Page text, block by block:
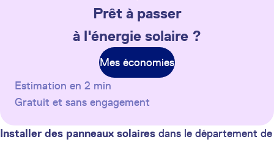
Prêt à passer
à l'énergie solaire ?
Mes économies
Estimation en 2 min
Gratuit et sans engagement
Installer des panneaux solaires dans le département de